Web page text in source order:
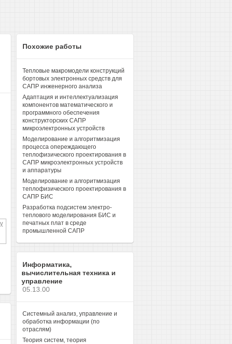
Похожие работы
Тепловые макромодели конструкций
бортовых электронных средств для
САПР инженерного анализа
Адаптация и интеллектуализация
компонентов математического и
программного обеспечения
конструкторских САПР
микроэлектронных устройств
Моделирование и алгоритмизация
процесса опереждающего
теплофизического проектирования в
САПР микроэлектронных устройств
и аппаратуры
Моделирование и алгоритмизация
теплофизического проектирования в
САПР БИС
Разработка подсистем электро-
теплового моделирования БИС и
печатных плат в среде
промышленной САПР
Информатика,
вычислительная техника и
управление
05.13.00
Системный анализ, управление и
обработка информации (по
отраслям)
Теория систем, теория